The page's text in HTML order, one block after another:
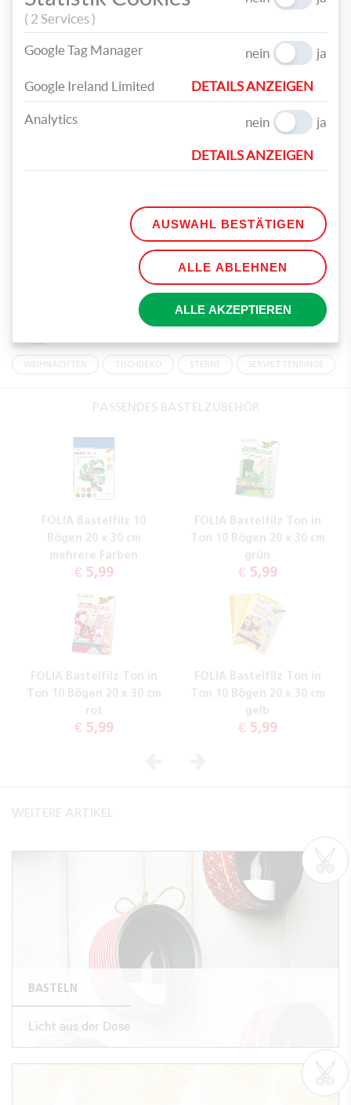
Zum Schluss noch ein paar Sterne auf die großen
Filzbögen aufkleben und schon sind Ihre Tischsets
fertig!
TAGS
WEIHNACHTEN TISCHDEKO STERNE SERVIETTENRINGE
PASSENDES BASTELZUBEHÖR
FOLIA Bastelfilz 10
Bögen 20 x 30 cm
mehrere Farben
€ 5,99
FOLIA Bastelfilz Ton in
Ton 10 Bögen 20 x 30 cm
grün
€ 5,99
FOLIA Bastelfilz Ton in
Ton 10 Bögen 20 x 30 cm
rot
€ 5,99
FOLIA Bastelfilz Ton in
Ton 10 Bögen 20 x 30 cm
gelb
€ 5,99
WEITERE ARTIKEL
BASTELN
Licht aus der Dose
( 2 Services )
Google Tag Manager nein ja
Google Ireland Limited DETAILS ANZEIGEN
Analytics nein ja
DETAILS ANZEIGEN
AUSWAHL BESTÄTIGEN
ALLE ABLEHNEN
ALLE AKZEPTIEREN